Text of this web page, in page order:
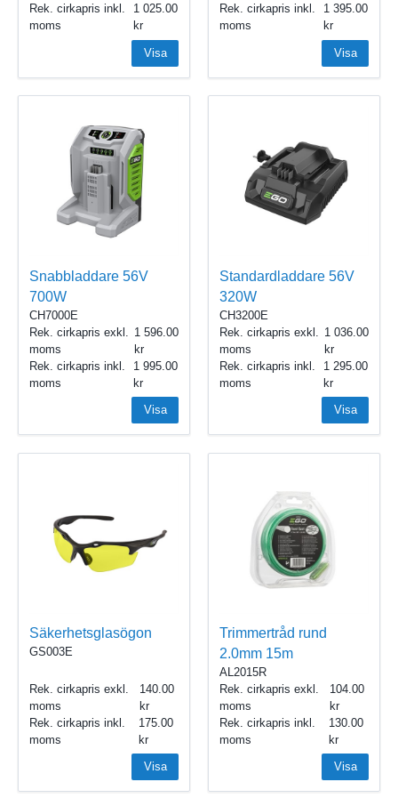
Rek. cirkapris inkl.
moms
1 025.00
Visa
Rek. cirkapris inkl.
moms
1 395.00
Visa
Snabbladdare 56V
700W
CH7000E
Rek. cirkapris exkl.
moms
1 596.00
Rek. cirkapris inkl.
moms
1 995.00
Visa
Standardladdare 56V
320W
CH3200E
Rek. cirkapris exkl.
moms
1 036.00
Rek. cirkapris inkl.
moms
1 295.00
Visa
Säkerhetsglasögon
GS003E
Rek. cirkapris exkl.
moms
140.00
Rek. cirkapris inkl.
moms
175.00
Visa
Trimmertråd rund
2.0mm 15m
AL2015R
Rek. cirkapris exkl.
moms
104.00
Rek. cirkapris inkl.
moms
130.00
Visa